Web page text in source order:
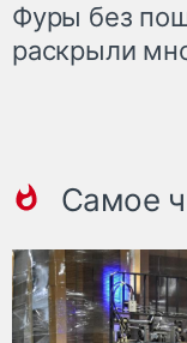
Фуры без
раскрыли
Самое